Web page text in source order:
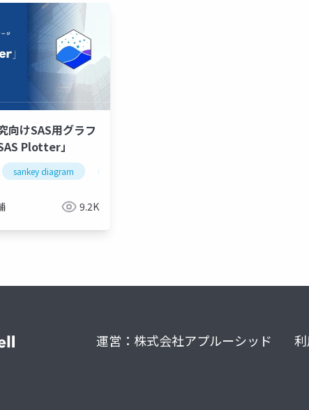
向けSAS用グラフ
Plotter」
sankey diagram
9.2K
運営：株式会社アプルーシッド